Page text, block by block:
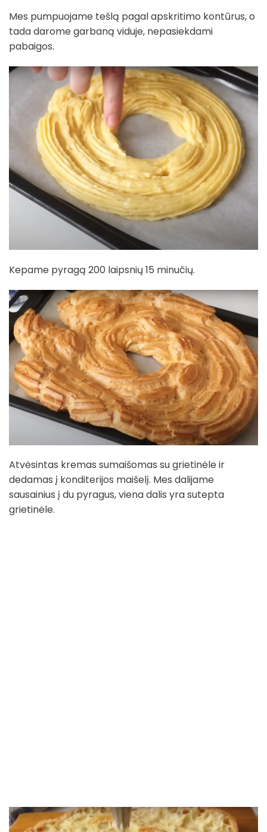
Mes pumpuojame tešlą pagal apskritimo kontūrus, o
tada darome garbaną viduje, nepasiekdami
pabaigos.
Kepame pyragą 200 laipsnių 15 minučių.
Atvėsintas kremas sumaišomas su grietinėle ir
dedamas į konditerijos maišelį. Mes dalijame
sausainius į du pyragus, viena dalis yra sutepta
grietinėle.